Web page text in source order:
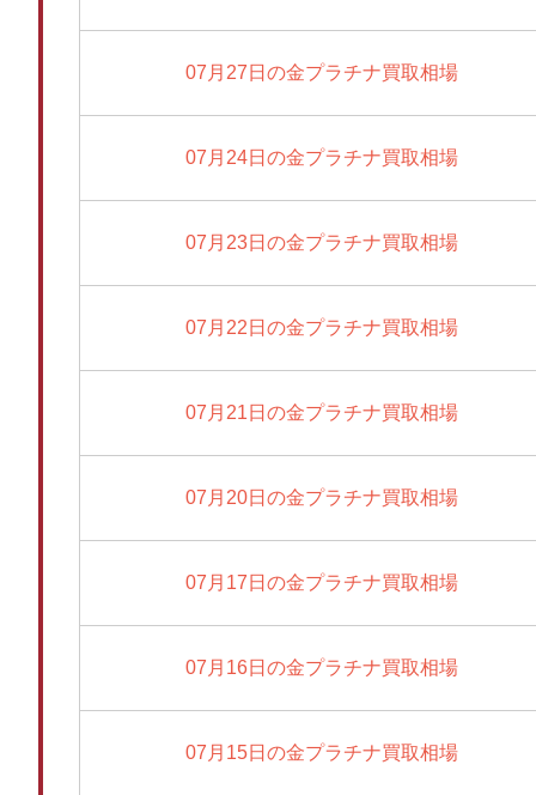
07月27日の金プラチナ買取相場
07月24日の金プラチナ買取相場
07月23日の金プラチナ買取相場
07月22日の金プラチナ買取相場
07月21日の金プラチナ買取相場
07月20日の金プラチナ買取相場
07月17日の金プラチナ買取相場
07月16日の金プラチナ買取相場
07月15日の金プラチナ買取相場